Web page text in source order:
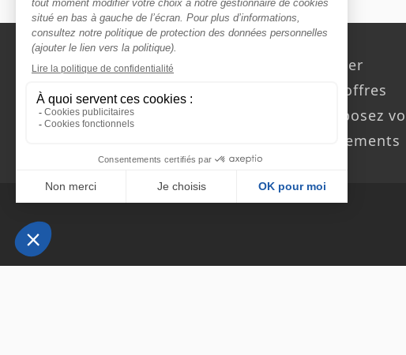
Nous contacter
Rechercher des offres
Faîtes-vous chasser ! Déposez
Actualités et évènements